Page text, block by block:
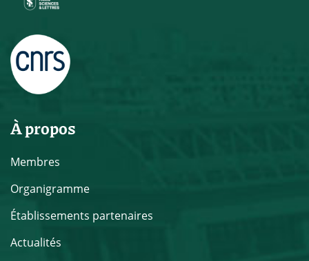
À propos
Membres
Organigramme
Établissements partenaires
Actualités